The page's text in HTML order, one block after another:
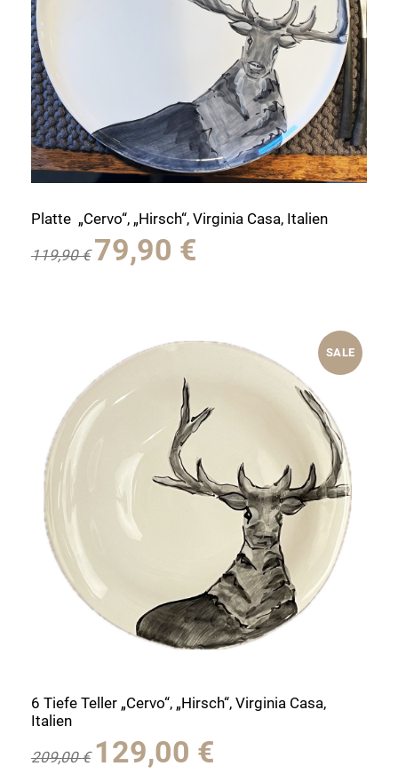
Platte „Cervo“, „Hirsch“, Virginia Casa, Italien
119,90€
Ursprünglicher
Preis
79,90 €
SALE
6 Tiefe Teller „Cervo“, „Hirsch“, Virginia Casa,
Italien
209,00€
Ursprünglicher
Preis
129,00 €